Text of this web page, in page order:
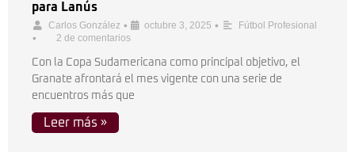
para Lanús
Carlos González • octubre 3, 2025 • Fútbol Profesional
• 2 de comentarios
Con la Copa Sudamericana como principal objetivo, el
Granate afrontará el mes vigente con una serie de
encuentros más que
Leer más »